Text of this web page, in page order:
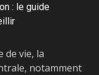
: le guide
de vie, la
notamment